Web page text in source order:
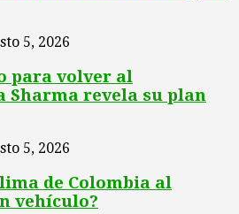
5, 2026
para volver al
Sharma revela su plan
5, 2026
de Colombia al
vehículo?